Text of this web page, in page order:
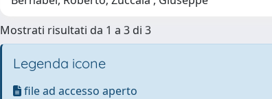
Mostrati risultati da 1 a 3 di 3
Legenda icone
file ad accesso aperto